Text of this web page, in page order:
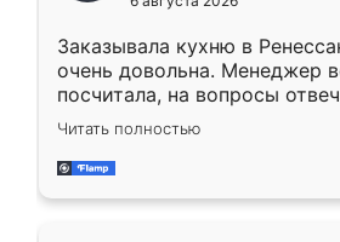
мебели буду заказывать
Заказывала кухню в
очень довольна. Менеджер
посчитала, на вопросы
Замерщик приехал в
делу со всей
за день, ребята работали
Читать полностью